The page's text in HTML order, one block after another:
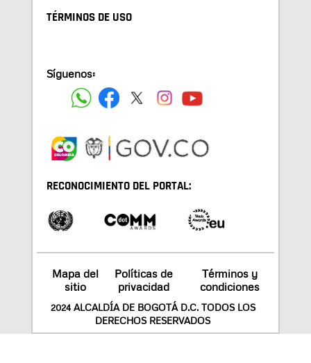
TÉRMINOS DE USO
Síguenos:
RECONOCIMIENTO DEL PORTAL:
Mapa del
sitio
Políticas de
privacidad
Términos y
condiciones
2024 ALCALDÍA DE BOGOTÁ D.C. TODOS LOS
DERECHOS RESERVADOS